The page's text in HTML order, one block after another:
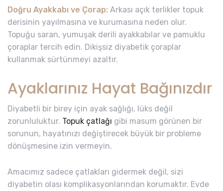
Doğru Ayakkabı ve Çorap: Arkası açık terlikler topuk
derisinin yayılmasına ve kurumasına neden olur.
Topuğu saran, yumuşak derili ayakkabılar ve pamuklu
çoraplar tercih edin. Dikişsiz diyabetik çoraplar
kullanmak sürtünmeyi azaltır.
Ayaklarınız Hayat Bağınızdır
Diyabetli bir birey için ayak sağlığı, lüks değil
zorunluluktur. Topuk çatlağı gibi masum görünen bir
sorunun, hayatınızı değiştirecek büyük bir probleme
dönüşmesine izin vermeyin.
Amacımız sadece çatlakları gidermek değil, sizi
diyabetin olası komplikasyonlarından korumaktır. Evde